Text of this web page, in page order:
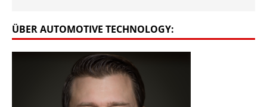
ÜBER AUTOMOTIVE TECHNOLOGY: